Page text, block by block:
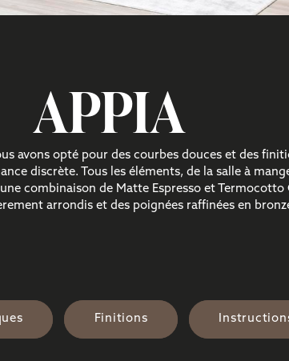
APPIA
avons opté pour des courbes douces et des
discrète. Tous les éléments, de la salle à
combinaison de Matte Espresso et Termocotto
arrondis et des poignées raffinées en
Finitions